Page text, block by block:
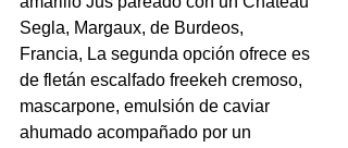
Segla, Margaux, de Burdeos,
Francia, La segunda opción ofrece es
de fletán escalfado freekeh cremoso,
mascarpone, emulsión de caviar
ahumado acompañado por un